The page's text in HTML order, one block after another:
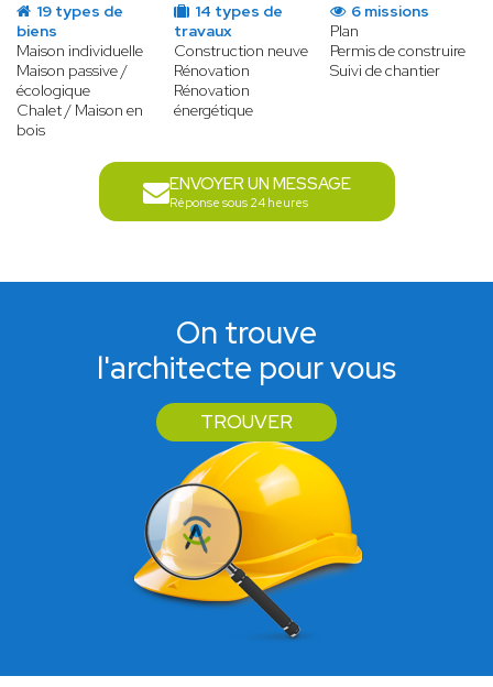
19 types de
biens
Maison individuelle
Maison passive /
écologique
Chalet / Maison en
bois
14 types de
travaux
Construction neuve
Rénovation
Rénovation
énergétique
6 missions
Plan
Permis de construire
Suivi de chantier
ENVOYER UN MESSAGE
Réponse sous 24 heures
On trouve
l'architecte pour vous
TROUVER